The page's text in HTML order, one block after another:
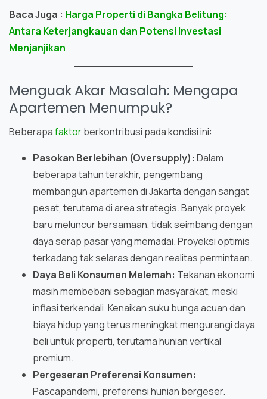
Baca Juga : Harga Properti di Bangka Belitung:
Antara Keterjangkauan dan Potensi Investasi
Menjanjikan
Menguak Akar Masalah: Mengapa
Apartemen Menumpuk?
Beberapafaktorberkontribusi pada kondisi ini:
Pasokan Berlebihan (Oversupply): Dalam
beberapa tahun terakhir, pengembang
membangun apartemen di Jakarta dengan sangat
pesat, terutama di area strategis. Banyak proyek
baru meluncur bersamaan, tidak seimbang dengan
daya serap pasar yang memadai. Proyeksi optimis
terkadang tak selaras dengan realitas permintaan.
Daya Beli Konsumen Melemah: Tekanan ekonomi
masih membebani sebagian masyarakat, meski
inflasi terkendali. Kenaikan suku bunga acuan dan
biaya hidup yang terus meningkat mengurangi daya
beli untuk properti, terutama hunian vertikal
premium.
Pergeseran Preferensi Konsumen:
Pascapandemi, preferensi hunian bergeser.